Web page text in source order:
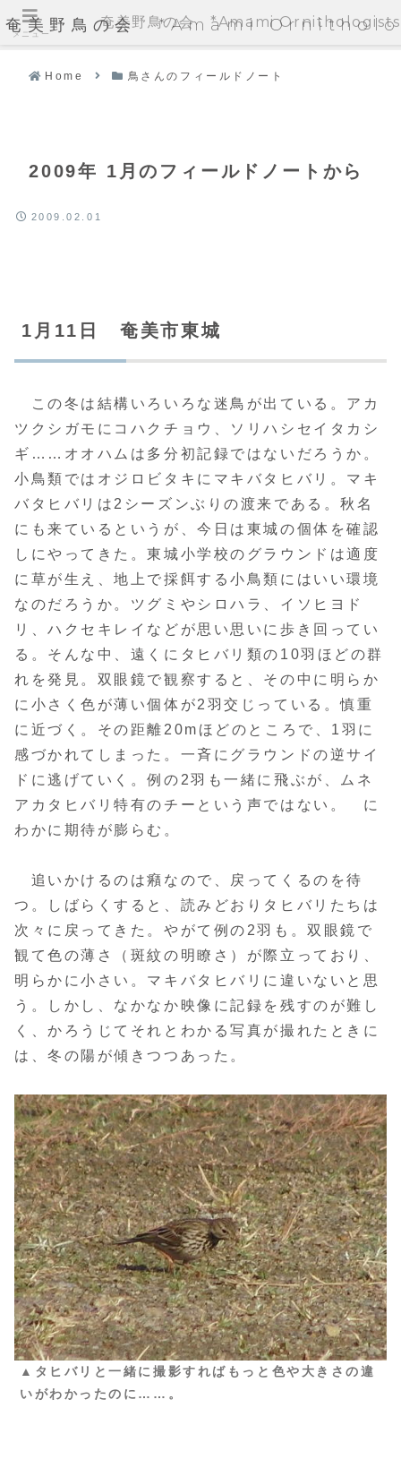
奄美野鳥の会 *Amami
Home 鳥さんのフィールドノート
2009年 1月のフィールドノートから
2009.02.01
1月11日 奄美市東城
この冬は結構いろいろな迷鳥が出ている。アカ
ツクシガモにコハクチョウ、ソリハシセイタカシ
ギ……オオハムは多分初記録ではないだろうか。
小鳥類ではオジロビタキにマキバタヒバリ。マキ
バタヒバリは2シーズンぶりの渡来である。秋名
にも来ているというが、今日は東城の個体を確認
しにやってきた。東城小学校のグラウンドは適度
に草が生え、地上で採餌する小鳥類にはいい環境
なのだろうか。ツグミやシロハラ、イソヒヨド
リ、ハクセキレイなどが思い思いに歩き回ってい
る。そんな中、遠くにタヒバリ類の10羽ほどの群
れを発見。双眼鏡で観察すると、その中に明らか
に小さく色が薄い個体が2羽交じっている。慎重
に近づく。その距離20mほどのところで、1羽に
感づかれてしまった。一斉にグラウンドの逆サイ
ドに逃げていく。例の2羽も一緒に飛ぶが、ムネ
アカタヒバリ特有のチーという声ではない。 に
わかに期待が膨らむ。
追いかけるのは癪なので、戻ってくるのを待
つ。しばらくすると、読みどおりタヒバリたちは
次々に戻ってきた。やがて例の2羽も。双眼鏡で
観て色の薄さ（斑紋の明瞭さ）が際立っており、
明らかに小さい。マキバタヒバリに違いないと思
う。しかし、なかなか映像に記録を残すのが難し
く、かろうじてそれとわかる写真が撮れたときに
は、冬の陽が傾きつつあった。
▲タヒバリと一緒に撮影すればもっと色や大きさの違
いがわかったのに……。
メニュー
奄美野鳥の会 *Amami